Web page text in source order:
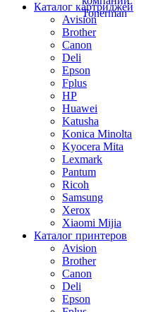
Каталог картриджей
Avision
Brother
Canon
Deli
Epson
Fplus
HP
Huawei
Katusha
Konica Minolta
Kyocera Mita
Lexmark
Pantum
Ricoh
Samsung
Xerox
Xiaomi Mijia
Каталог принтеров
Avision
Brother
Canon
Deli
Epson